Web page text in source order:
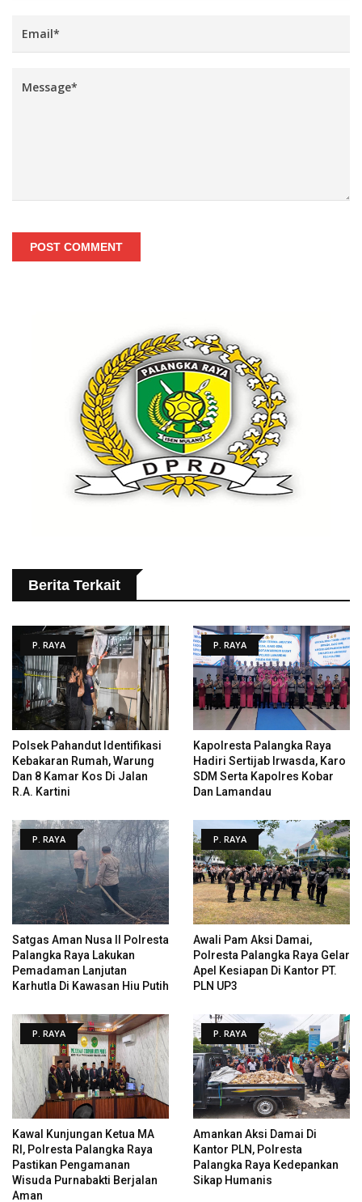
POST COMMENT
Berita Terkait
P. RAYA
Polsek Pahandut Identifikasi
Kebakaran Rumah, Warung
Dan 8 Kamar Kos Di Jalan
R.A. Kartini
P. RAYA
Kapolresta Palangka Raya
Hadiri Sertijab Irwasda, Karo
SDM Serta Kapolres Kobar
Dan Lamandau
P. RAYA
Satgas Aman Nusa II Polresta
Palangka Raya Lakukan
Pemadaman Lanjutan
Karhutla Di Kawasan Hiu Putih
P. RAYA
Awali Pam Aksi Damai,
Polresta Palangka Raya Gelar
Apel Kesiapan Di Kantor PT.
PLN UP3
P. RAYA
Kawal Kunjungan Ketua MA
RI, Polresta Palangka Raya
Pastikan Pengamanan
Wisuda Purnabakti Berjalan
Aman
P. RAYA
Amankan Aksi Damai Di
Kantor PLN, Polresta
Palangka Raya Kedepankan
Sikap Humanis